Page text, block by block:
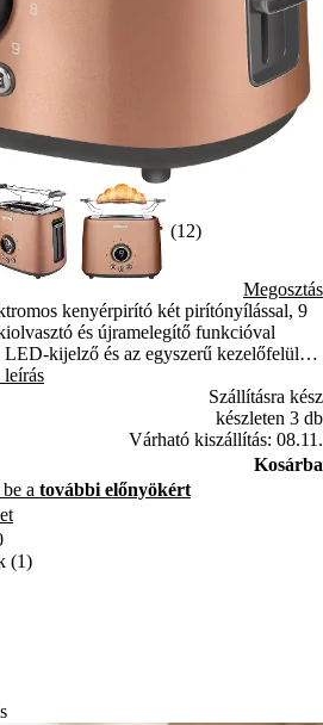
(12)
Megosztás
kenyérpirító két pirítónyílással, 9
és újramelegítő funkcióval
kijelző és az egyszerű kezelőfelület
a pirítás végén pedig a készülék
leírás
Szállításra kész
készleten 3 db
Várható kiszállítás: 08.11.
Kosárba
a további előnyökért
(1)